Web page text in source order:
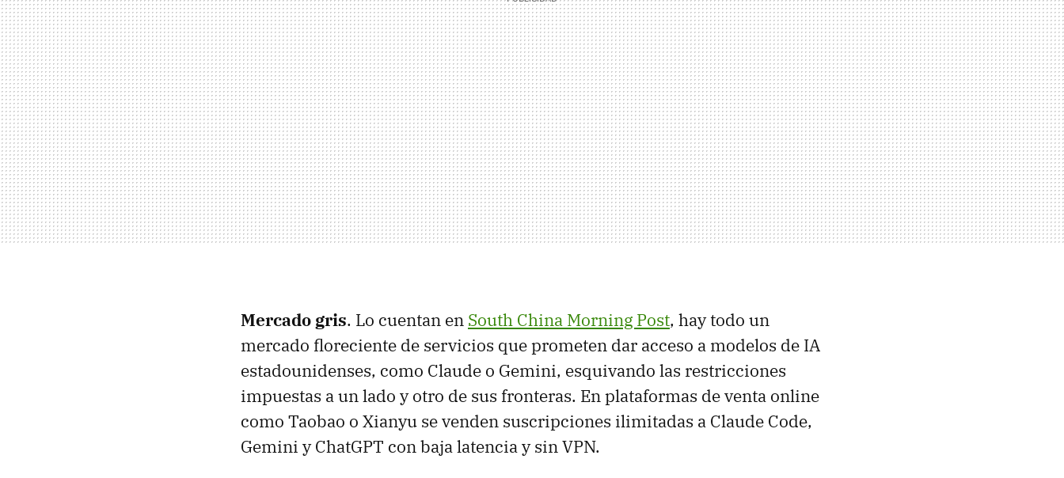
Mercado gris. Lo cuentan en South China Morning Post, hay todo un
mercado floreciente de servicios que prometen dar acceso a modelos de IA
estadounidenses, como Claude o Gemini, esquivando las restricciones
impuestas a un lado y otro de sus fronteras. En plataformas de venta online
como Taobao o Xianyu se venden suscripciones ilimitadas a Claude Code,
Gemini y ChatGPT con baja latencia y sin VPN.